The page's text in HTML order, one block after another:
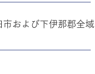
市および下伊那郡全域